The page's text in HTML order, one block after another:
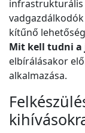
infrastrukturális
kítűnő
Mit kell tudni a
elbírálásakor
alkalmazása.